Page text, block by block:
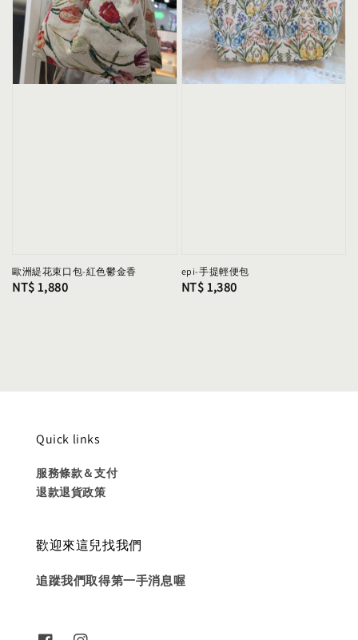
歐洲緹花束口包-紅色鬱金香
Regular
NT$ 1,880
epi-手提輕便包
Regular
NT$ 1,380
Quick links
服務條款＆支付
退款退貨政策
歡迎來這兒找我們
追蹤我們取得第一手消息喔